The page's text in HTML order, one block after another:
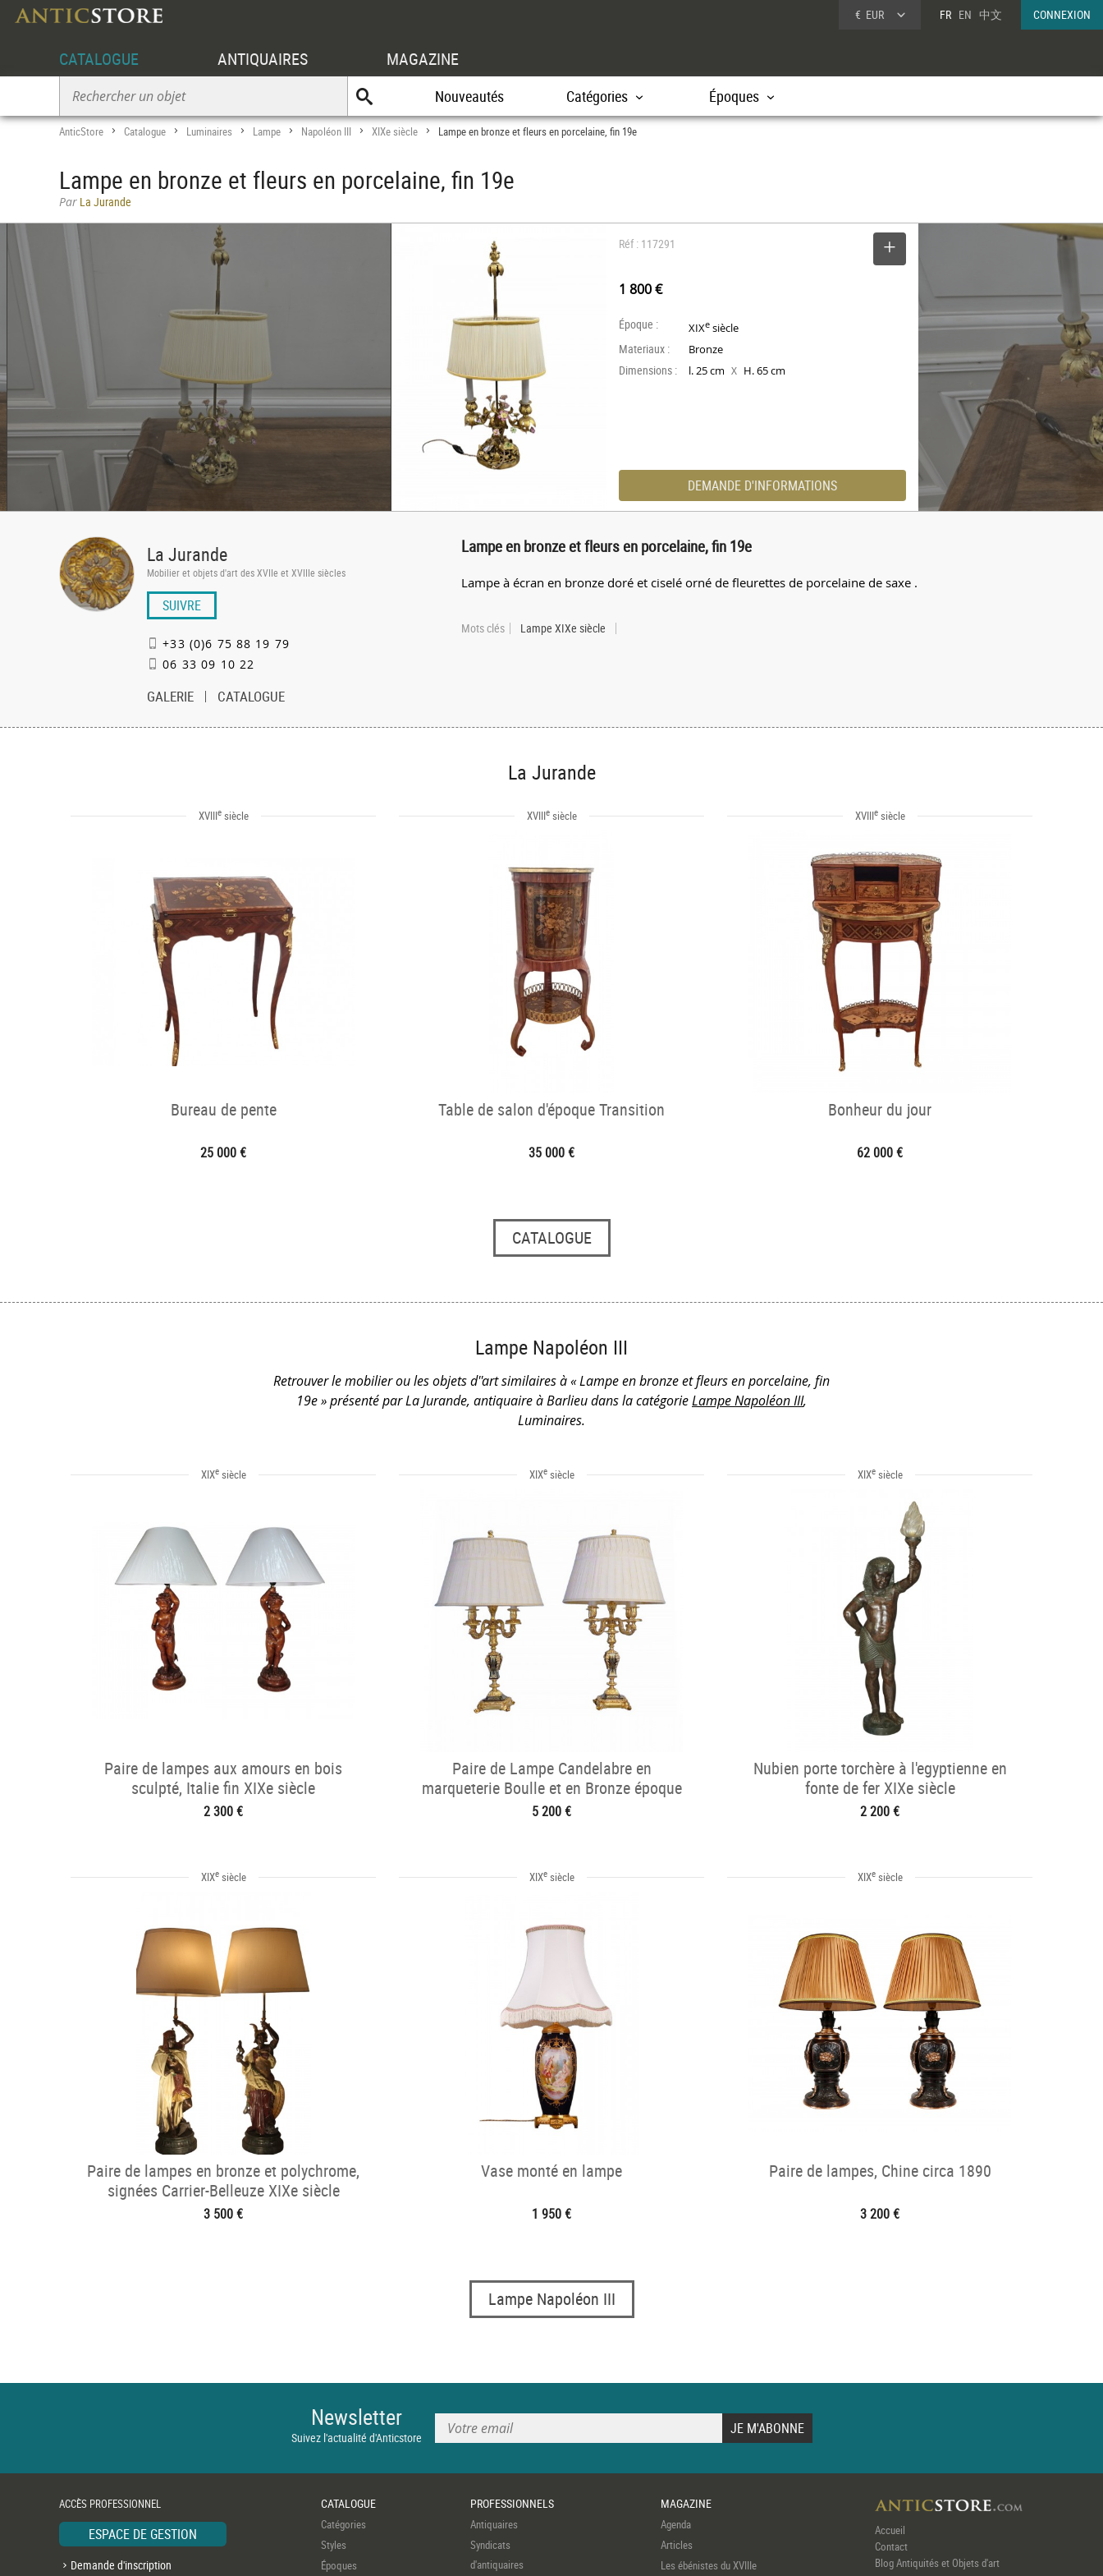
€ EUR FR EN 中文 CONNEXION
CATALOGUE ANTIQUAIRES MAGAZINE
Nouveautés Catégories Époques
AnticStore > Catalogue > Luminaires > Lampe > Napoléon III > XIXe siècle > Lampe en bronze et fleurs en porcelaine, fin 19e
Lampe en bronze et fleurs en porcelaine, fin 19e
Par La Jurande
Réf : 117291
1 800 €
Époque : XIXe siècle
Materiaux : Bronze
Dimensions : l. 25 cm X H. 65 cm
DEMANDE D'INFORMATIONS
La Jurande
Mobilier et objets d'art des XVIIe et XVIIIe siècles
SUIVRE
+33 (0)6 75 88 19 79
06 33 09 10 22
GALERIE CATALOGUE
Lampe en bronze et fleurs en porcelaine, fin 19e
Lampe à écran en bronze doré et ciselé orné de fleurettes de porcelaine de saxe .
Mots clés Lampe XIXe siècle
La Jurande
XVIIIesiècle
Bureau de pente
25 000 €
XVIIIesiècle
Table de salon d'époque Transition
35 000 €
XVIIIesiècle
Bonheur du jour
62 000 €
CATALOGUE
Lampe Napoléon III
Retrouver le mobilier ou les objets d''art similaires à « Lampe en bronze et fleurs en porcelaine, fin
19e » présenté par La Jurande, antiquaire à Barlieu dans la catégorieLampe Napoléon III,
Luminaires.
XIXesiècle
Paire de lampes aux amours en bois
sculpté, Italie fin XIXe siècle
2 300 €
XIXesiècle
Paire de Lampe Candelabre en
marqueterie Boulle et en Bronze époque
Napoléon III
5 200 €
XIXesiècle
Nubien porte torchère à l'egyptienne en
fonte de fer XIXe siècle
2 200 €
XIXesiècle
Paire de lampes en bronze et polychrome,
signées Carrier-Belleuze XIXe siècle
3 500 €
XIXesiècle
Vase monté en lampe
1 950 €
XIXesiècle
Paire de lampes, Chine circa 1890
3 200 €
Lampe Napoléon III
Newsletter
Suivez l'actualité d'Anticstore
ACCÈS PROFESSIONNEL
ESPACE DE GESTION
Demande d'inscription
CATALOGUE
Catégories
Styles
Époques
PROFESSIONNELS
Antiquaires
Syndicats
d'antiquaires
MAGAZINE
Agenda
Articles
Les ébénistes du XVIIIe
Accueil
Contact
Blog Antiquités et Objets d'art